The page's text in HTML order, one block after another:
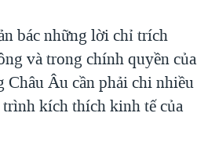
bác những lời chỉ trích
và trong chính quyền của
Châu Âu cần phải chi nhiều
kích thích kinh tế của